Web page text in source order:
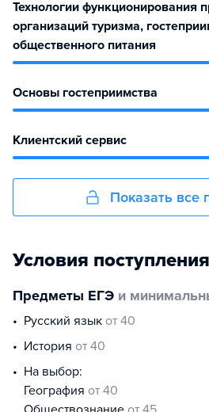
Технологии функционирования
организаций туризма,
общественного питания
Основы гостеприимства
Клиентский сервис
Показать все
Условия поступления
Предметы ЕГЭ и
русский язык от 40
история от 40
На выбор:
география от 40